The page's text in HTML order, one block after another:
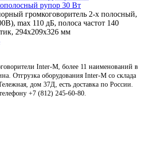
рупор 30 Вт
громкоговоритель 2-х полосный,
max 110 дБ, полоса частот 140
294х209х326 мм
Inter-M, более 11 наименований в
Отгрузка оборудования Inter-M со склада
дом 37Д, есть доставка по России.
+7 (812) 245-60-80.